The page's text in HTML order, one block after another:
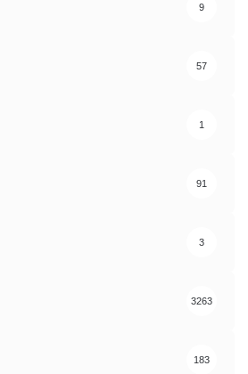
9
57
1
91
3
3263
183